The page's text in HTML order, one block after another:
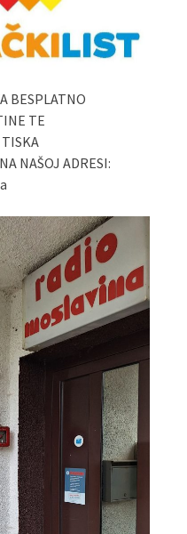
BESPLATNO
TE
NAŠOJ ADRESI: